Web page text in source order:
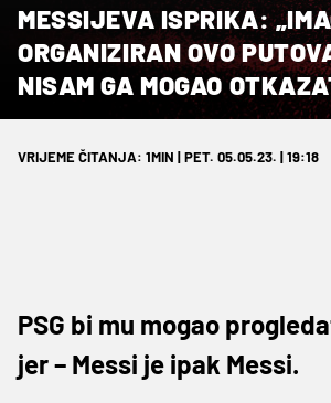
MESSIJEVA ISPRIKA:
ORGANIZIRAN OVO
NISAM GA MOGAO
VRIJEME ČITANJA: 1MIN | PET. 05.05.23. | 19:18
PSG bi mu mogao
jer – Messi je ipak Messi.